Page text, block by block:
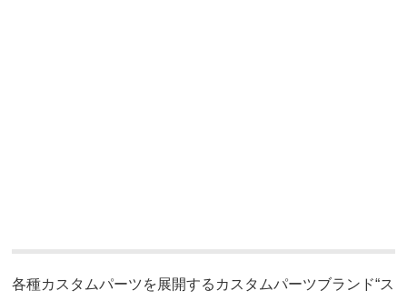
各種カスタムパーツを展開するカスタムパーツブランド“ス